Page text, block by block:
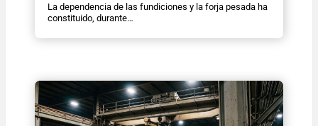
La dependencia de las fundiciones y la forja pesada ha
constituido, durante…